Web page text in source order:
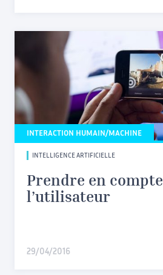
INTERACTION HUMAIN/MACHINE
INTELLIGENCE ARTIFICIELLE
Prendre en compte
l’utilisateur
29/04/2016